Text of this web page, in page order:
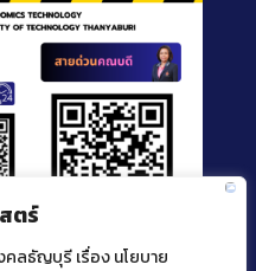
ตร์
คลธัญบุรี เรื่อง นโยบาย